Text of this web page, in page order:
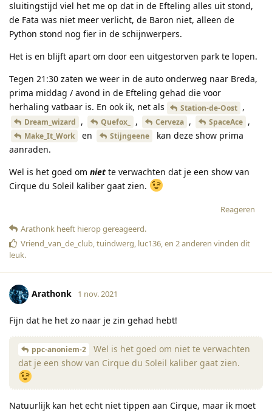
sluitingstijd viel het me op dat in de Efteling alles uit stond,
de Fata was niet meer verlicht, de Baron niet, alleen de
Python stond nog fier in de schijnwerpers.
Het is en blijft apart om door een uitgestorven park te lopen.
Tegen 21:30 zaten we weer in de auto onderweg naar Breda,
prima middag / avond in de Efteling gehad die voor
herhaling vatbaar is. En ook ik, net als
Station-de-Oost ,
Dream_wizard , Quefox_ , Cerveza , SpaceAce ,
Make_It_Work en Stijngeene
kan deze show prima
aanraden.
Wel is het goed om niet te verwachten dat je een show van
Cirque du Soleil kaliber gaat zien.
Reageren
Arathonk heeft hierop gereageerd.
Vriend_van_de_club,tuindwerg, luc136, en 2anderen vinden dit
leuk.
Arathonk 1 nov. 2021
Fijn dat he het zo naar je zin gehad hebt!
ppc-anoniem-2
Wel is het goed om niet te verwachten
dat je een show van Cirque du Soleil kaliber gaat zien.
Natuurlijk kan het echt niet tippen aan Cirque, maar ik moet